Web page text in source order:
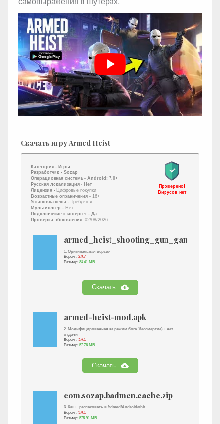
Скачать игру Armed Heist
Категория - Игры
Разработчик - Sozap
Операционная система - Android: 7.0+
Русская локализация - Нет
Лицензия - Цифровые покупки
Возрастные ограничения - 16+
Установка кеша - Требуется
Мультиплеер - Нет
Подключение к интернет - Да
Проверка обновления: 02/08/2026
Проверено!
Вирусов нет
armed_heist_shooting_gun_game.apk
1. Оригинальная версия
Версия: 2.9.7
Размер: 88.41 MB
Скачать
armed-heist-mod.apk
2. Модифицированная на режим бога (бессмертие) + нет
отдачи
Версия: 3.0.1
Размер: 57.76 MB
Скачать
com.sozap.badmen.cache.zip
3. Кэш - распаковать в /sdcard/Android/obb
Версия: 3.0.1
Размер: 575.91 MB